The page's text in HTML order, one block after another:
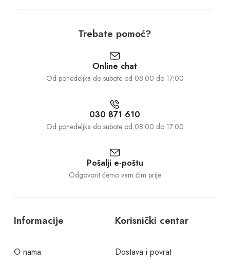
Trebate pomoć?
Online chat
Od ponedeljka do subote od 08:00 do 17:00
030 871 610
Od ponedeljka do subote od 08:00 do 17:00
Pošalji e-poštu
Odgovorit ćemo vam čim prije
Informacije
O nama
Korisnički centar
Dostava i povrat